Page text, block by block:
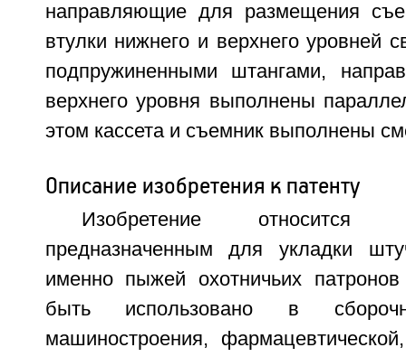
направляющие для размещения
втулки нижнего и верхнего уровней
подпружиненными штангами,
верхнего уровня выполнены
этом кассета и съемник выполнены
Описание изобретения к патенту
Изобретение относится
предназначенным для укладки
именно пыжей охотничьих
быть использовано в
машиностроения,